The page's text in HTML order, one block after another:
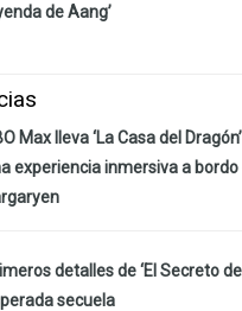
de Aang’
Max lleva ‘La Casa del
experiencia inmersiva a bordo
detalles de ‘El Secreto
secuela